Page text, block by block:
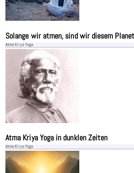
Solange wir atmen, sind wir diesem
Atma Kriya Yoga
Atma Kriya Yoga in dunklen Zeiten
Atma Kriya Yoga